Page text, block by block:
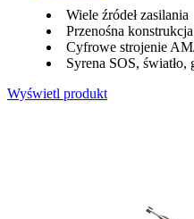
Wiele źródeł zasilania
Przenośna
Cyfrowe strojenie
Syrena SOS, światło,
Wyświetl produkt